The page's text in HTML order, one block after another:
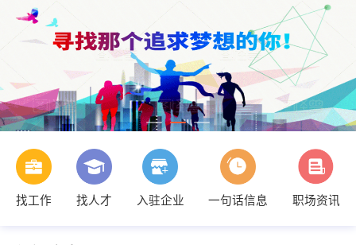
找工作 找人才 入驻企业 一句话信息 职场资讯
宋永通 发布 [仓库管理员 ] 招聘信息